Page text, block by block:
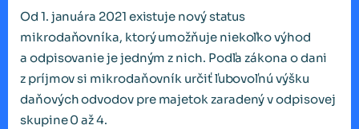
Od 1. januára 2021 existuje nový status
mikrodaňovníka, ktorý umožňuje niekoľko výhod
a odpisovanie je jedným z nich. Podľa zákona o dani
z príjmov si mikrodaňovník určiť ľubovoľnú výšku
daňových odvodov pre majetok zaradený v odpisovej
skupine 0 až 4.